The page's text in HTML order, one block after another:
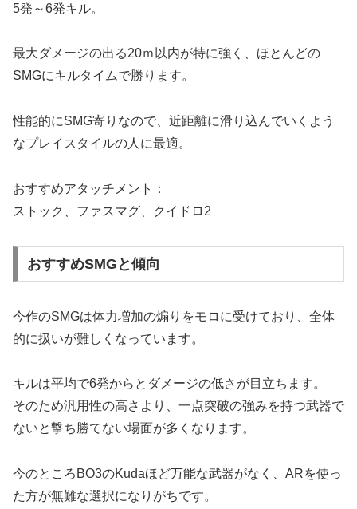
5発～6発キル。
最大ダメージの出る20ｍ以内が特に強く、ほとんどの
SMGにキルタイムで勝ります。
性能的にSMG寄りなので、近距離に滑り込んでいくよう
なプレイスタイルの人に最適。
おすすめアタッチメント：
ストック、ファスマグ、クイドロ2
おすすめSMGと傾向
今作のSMGは体力増加の煽りをモロに受けており、全体
的に扱いが難しくなっています。
キルは平均で6発からとダメージの低さが目立ちます。
そのため汎用性の高さより、一点突破の強みを持つ武器で
ないと撃ち勝てない場面が多くなります。
今のところBO3のKudaほど万能な武器がなく、ARを使っ
た方が無難な選択になりがちです。